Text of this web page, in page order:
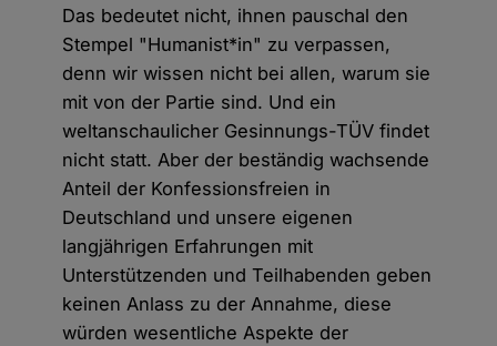
Das bedeutet nicht, ihnen pauschal den
Stempel "Humanist*in" zu verpassen,
denn wir wissen nicht bei allen, warum sie
mit von der Partie sind. Und ein
weltanschaulicher Gesinnungs-TÜV findet
nicht statt. Aber der beständig wachsende
Anteil der Konfessionsfreien in
Deutschland und unsere eigenen
langjährigen Erfahrungen mit
Unterstützenden und Teilhabenden geben
keinen Anlass zu der Annahme, diese
würden wesentliche Aspekte der